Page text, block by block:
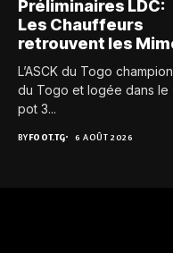
Préliminaires LDC:
Les Chauffeurs
retrouvent les
L’ASCK du Togo
du Togo et logée dans le
pot 3...
BYFOOT.TG 6 AOÛT 2026